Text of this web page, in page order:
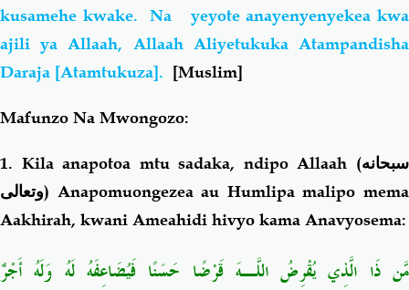
kusamehe kwake. Na yeyote anayenyenyekea kwa
ajili ya Allaah, Allaah Aliyetukuka Atampandisha
Daraja [Atamtukuza]. [Muslim]
Mafunzo Na Mwongozo:
1. Kila anapotoa mtu sadaka, ndipo Allaah (سبحانه
وتعالى) Anapomuongezea au Humlipa malipo mema
Aakhirah, kwani Ameahidi hivyo kama Anavyosema:
مَّن ذَا الَّذِي يُقْرِضُ اللَّـهَ قَرْضًا حَسَنًا فَيُضَاعِفَهُ لَهُ وَلَهُ أَجْرٌ